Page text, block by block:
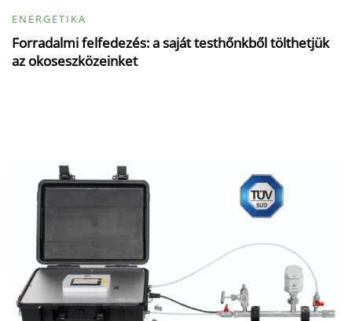
ENERGETIKA
Forradalmi felfedezés: a saját testhőnkből tölthetjük
az okoseszközeinket